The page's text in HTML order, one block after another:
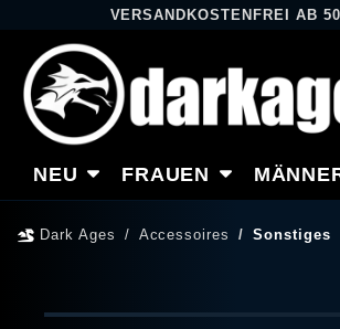
VERSANDKOSTENFREI AB
NEU FRAUEN
Dark Ages Accessoires Sonstiges